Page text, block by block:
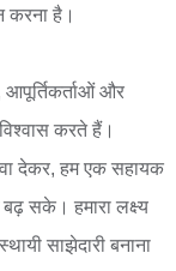
करना है।
आपूर्तिकर्ताओं और
करते हैं।
देकर, हम एक सहायक
सके। हमारा लक्ष्य
साझेदारी बनाना